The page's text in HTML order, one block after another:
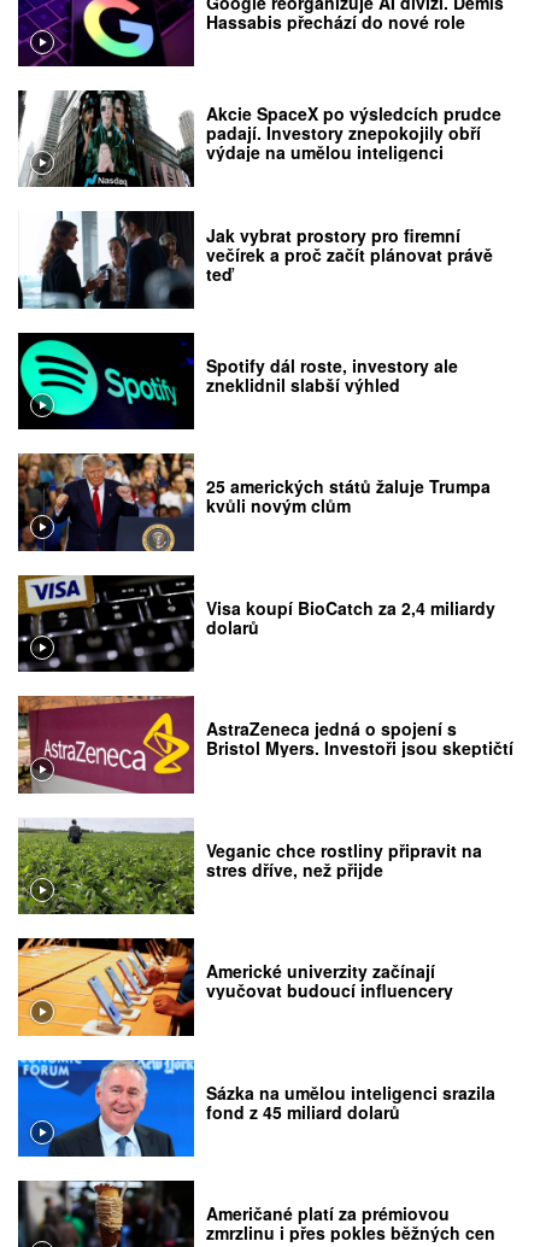
Hassabis přechází do nové role
Akcie SpaceX po výsledcích prudce
padají. Investory znepokojily obří
výdaje na umělou inteligenci
Jak vybrat prostory pro firemní
večírek a proč začít plánovat právě
teď
Spotify dál roste, investory ale
zneklidnil slabší výhled
25 amerických států žaluje Trumpa
kvůli novým clům
Visa koupí BioCatch za 2,4 miliardy
dolarů
AstraZeneca jedná o spojení s
Bristol Myers. Investoři jsou skeptičtí
Veganic chce rostliny připravit na
stres dříve, než přijde
Americké univerzity začínají
vyučovat budoucí influencery
Sázka na umělou inteligenci srazila
fond z 45 miliard dolarů
Američané platí za prémiovou
zmrzlinu i přes pokles běžných cen